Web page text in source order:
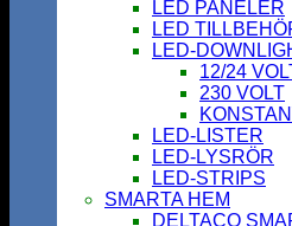
LED PANELER
LED
LED-
12/24
230 VOLT
LED-LISTER
LED-LYSRÖR
LED-STRIPS
SMARTA HEM
DELTACO